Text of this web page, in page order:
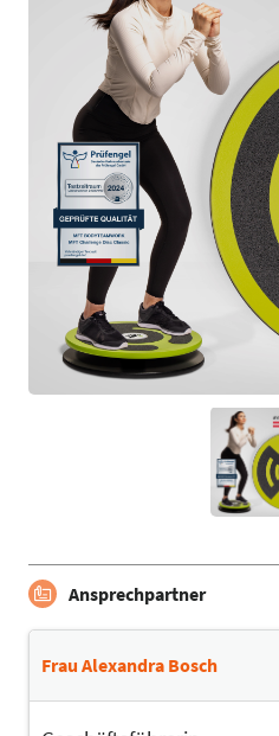
Ansprechpartner
Frau Alexandra Bosch